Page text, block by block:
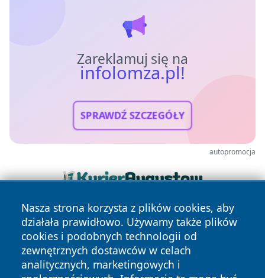
Zareklamuj się na
infolomza.pl!
SPRAWDŹ SZCZEGÓŁY
autopromocja
Nasza strona korzysta z plików cookies, aby
działała prawidłowo. Używamy także plików
cookies i podobnych technologii od
zewnętrznych dostawców w celach
analitycznych, marketingowych i